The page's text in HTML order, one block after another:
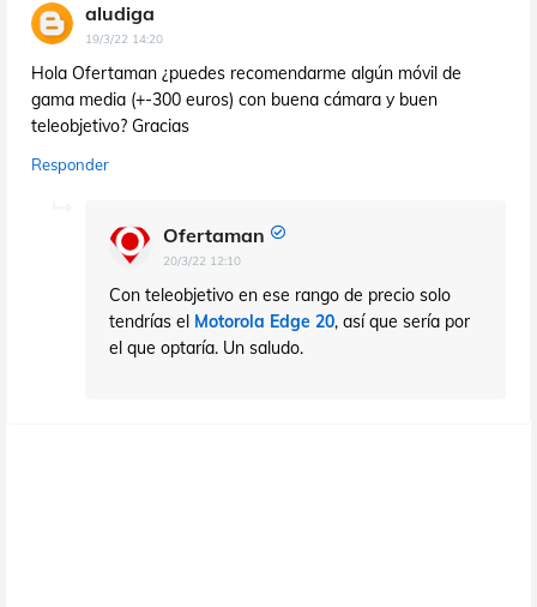
aludiga
19/3/22 14:20
Hola Ofertaman ¿puedes recomendarme algún móvil de
gama media (+-300 euros) con buena cámara y buen
teleobjetivo? Gracias
Responder
Ofertaman
20/3/22 12:10
Con teleobjetivo en ese rango de precio solo
tendrías el Motorola Edge 20, así que sería por
el que optaría. Un saludo.